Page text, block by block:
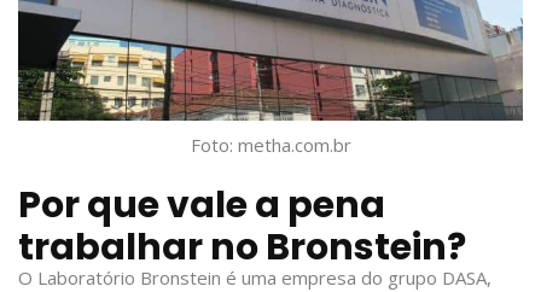
Foto: metha.com.br
Por que vale a pena
trabalhar no Bronstein?
O Laboratório Bronstein é uma empresa do grupo DASA,